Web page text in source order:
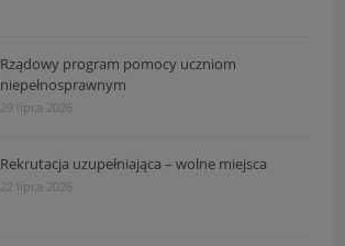
Rządowy program pomocy uczniom
niepełnosprawnym
29 lipca 2026
Rekrutacja uzupełniająca – wolne miejsca
22 lipca 2026